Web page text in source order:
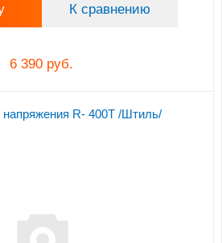
К сравнению
6 390 руб.
напряжения R- 400Т /Штиль/